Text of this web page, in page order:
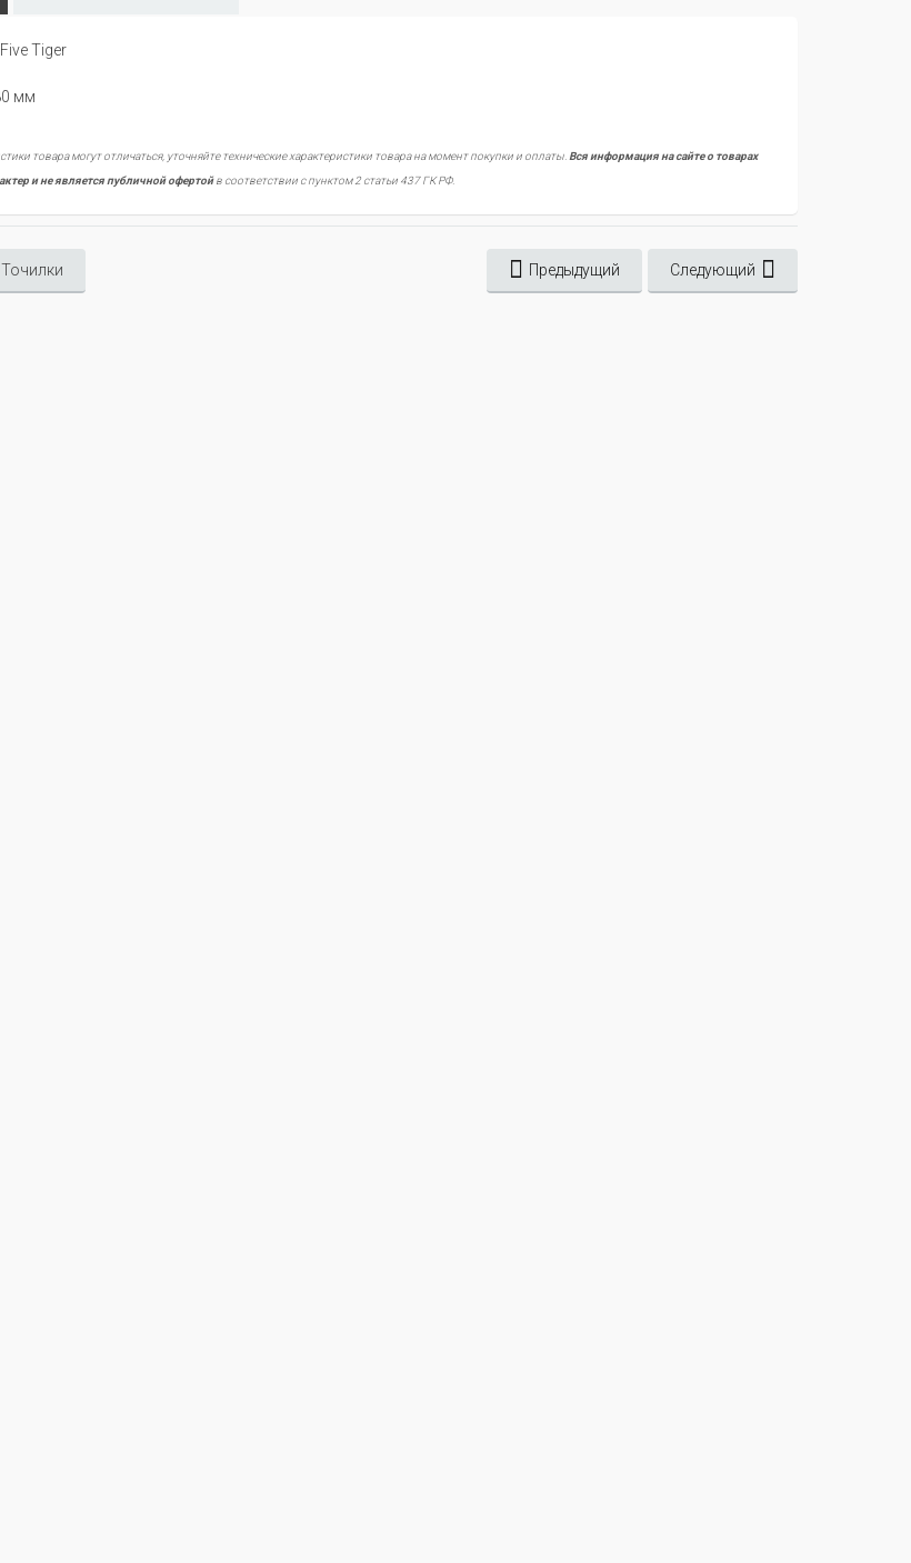
Tiger
мм
товара могут отличаться, уточняйте технические характеристики товара на момент покупки и оплаты. Вся информация на сайте о товарах
и не является публичной офертойв соответствии с пунктом 2 статьи 437 ГК РФ.
Предыдущий Следующий